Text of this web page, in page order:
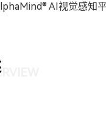
AI视觉感知